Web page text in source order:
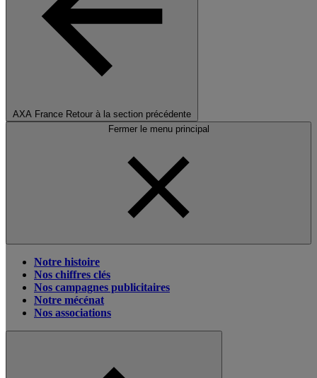
AXA France Retour à la section précédente
Fermer le menu principal
Notre histoire
Nos chiffres clés
Nos campagnes publicitaires
Notre mécénat
Nos associations